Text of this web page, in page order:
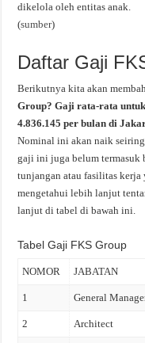
dikelola oleh entitas anak.
(sumber)
Daftar Gaji
Berikutnya kita akan
Group? Gaji rata-rata
4.836.145 per bulan di
Nominal ini akan naik
gaji ini juga belum termasuk
tunjangan atau fasilitas
mengetahui lebih lanjut
lanjut di tabel di bawah ini.
Tabel Gaji FKS Group
NOMOR JABATAN
1 General
2 Architect